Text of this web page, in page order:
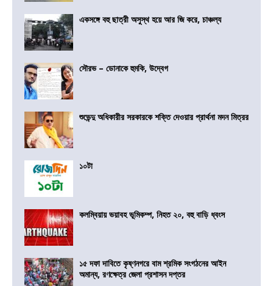
একসঙ্গে বহু ছাত্রী অসুস্থ হয়ে আর জি করে, চাঞ্চল্য
সৌরভ – ডোনাকে হুমকি, উদ্বেগ
শুভেন্দু অধিকারীর সরকারকে শক্তি দেওয়ার প্রার্থনা মদন মিত্রর
১০টা
কলম্বিয়ায় ভয়াবহ ভূমিকম্প, নিহত ২০, বহু বাড়ি ধ্বংস
১৫ দফা দাবিতে কৃষ্ণনগরে বাম শ্রমিক সংগঠনের আইন
অমান্য, রণক্ষেত্র জেলা প্রশাসন দপ্তর